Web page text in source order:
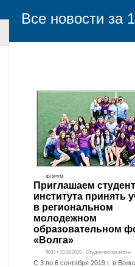
Все новости за
ФОРУМ
Приглашаем
института принять
в региональном
молодежном
образовательном
«Волга»
5033 • 19.08.2019 - Студенческая жизнь
С 3 по 6 сентября 2019 г. в